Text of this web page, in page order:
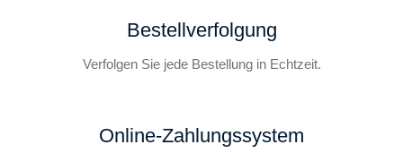
Bestellverfolgung
Verfolgen Sie jede Bestellung in Echtzeit.
Online-Zahlungssystem